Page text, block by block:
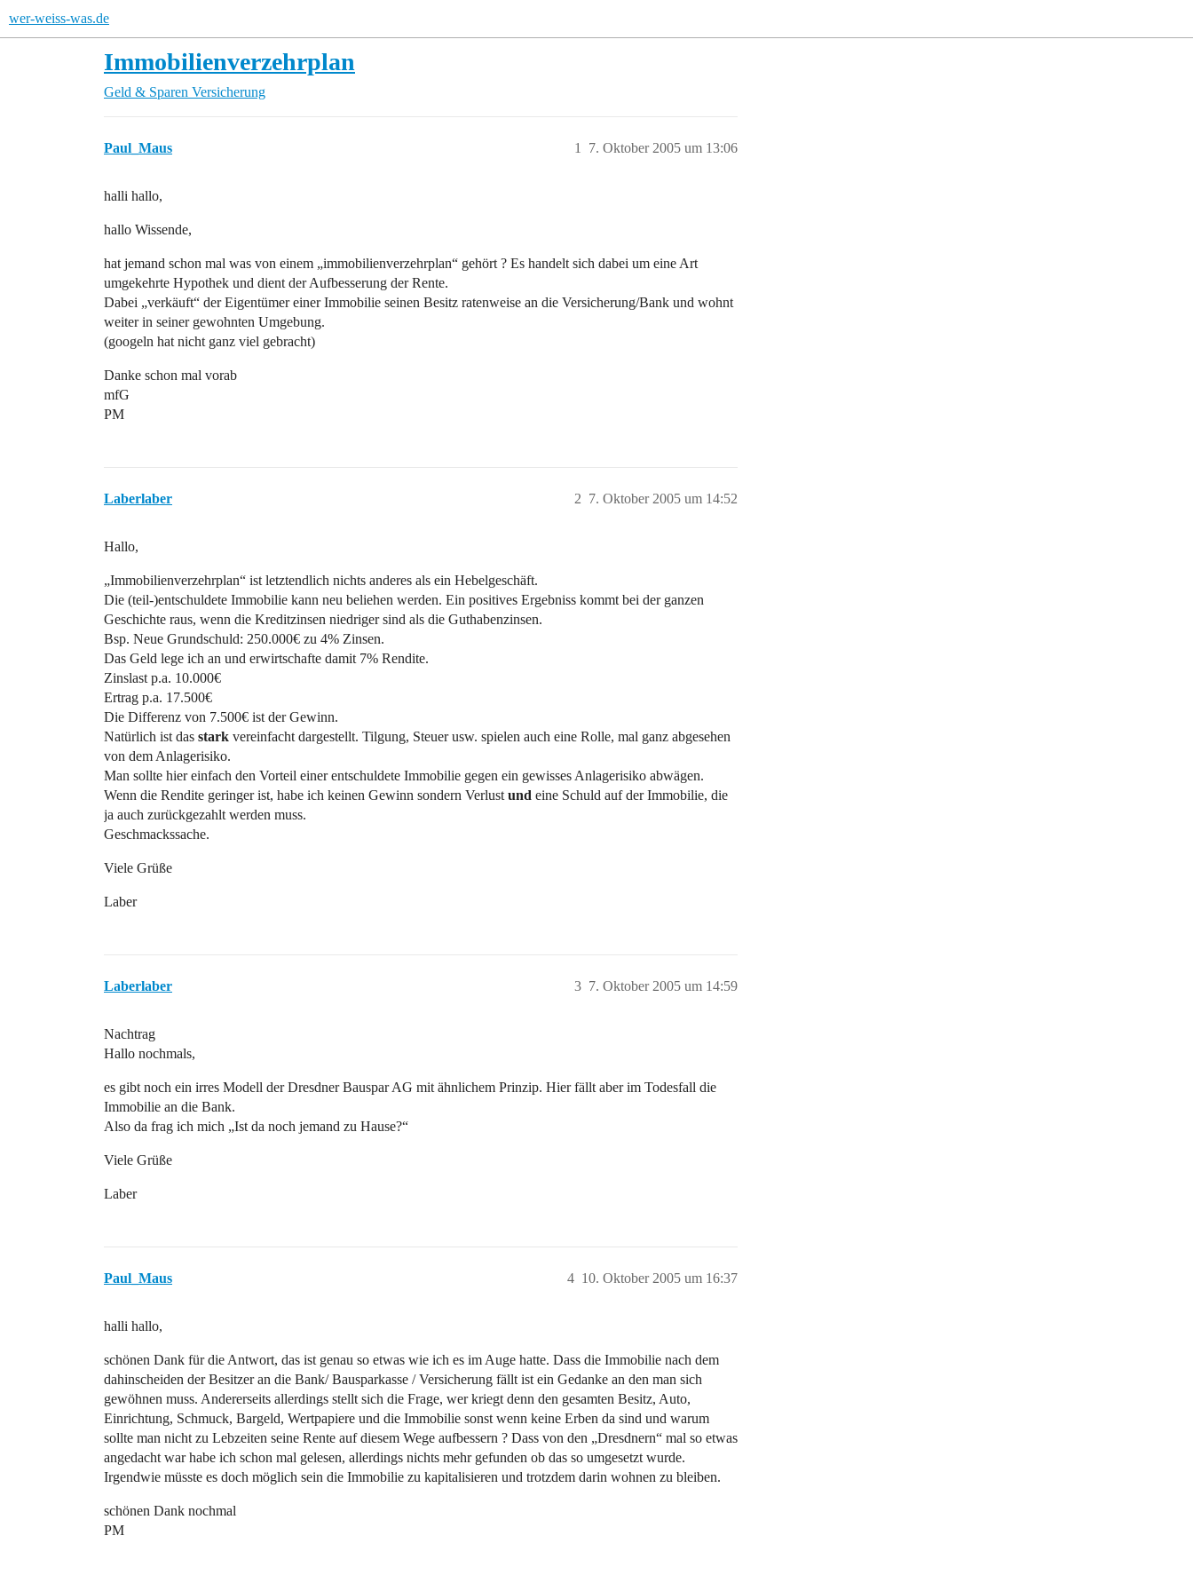
wer-weiss-was.de
Immobilienverzehrplan
Geld & Sparen Versicherung
Paul_Maus 7. Oktober 2005 um 13:06
1
halli hallo,
hallo Wissende,
hat jemand schon mal was von einem „immobilienverzehrplan“ gehört ? Es handelt sich dabei um eine Art
umgekehrte Hypothek und dient der Aufbesserung der Rente.
Dabei „verkäuft“ der Eigentümer einer Immobilie seinen Besitz ratenweise an die Versicherung/Bank und wohnt
weiter in seiner gewohnten Umgebung.
(googeln hat nicht ganz viel gebracht)
Danke schon mal vorab
mfG
PM
Laberlaber 7. Oktober 2005 um 14:52
2
Hallo,
„Immobilienverzehrplan“ ist letztendlich nichts anderes als ein Hebelgeschäft.
Die (teil-)entschuldete Immobilie kann neu beliehen werden. Ein positives Ergebniss kommt bei der ganzen
Geschichte raus, wenn die Kreditzinsen niedriger sind als die Guthabenzinsen.
Bsp. Neue Grundschuld: 250.000€ zu 4% Zinsen.
Das Geld lege ich an und erwirtschafte damit 7% Rendite.
Zinslast p.a. 10.000€
Ertrag p.a. 17.500€
Die Differenz von 7.500€ ist der Gewinn.
Natürlich ist das stark vereinfacht dargestellt. Tilgung, Steuer usw. spielen auch eine Rolle, mal ganz abgesehen
von dem Anlagerisiko.
Man sollte hier einfach den Vorteil einer entschuldete Immobilie gegen ein gewisses Anlagerisiko abwägen.
Wenn die Rendite geringer ist, habe ich keinen Gewinn sondern Verlust und eine Schuld auf der Immobilie, die
ja auch zurückgezahlt werden muss.
Geschmackssache.
Viele Grüße
Laber
Laberlaber 7. Oktober 2005 um 14:59
3
Nachtrag
Hallo nochmals,
es gibt noch ein irres Modell der Dresdner Bauspar AG mit ähnlichem Prinzip. Hier fällt aber im Todesfall die
Immobilie an die Bank.
Also da frag ich mich „Ist da noch jemand zu Hause?“
Viele Grüße
Laber
Paul_Maus 10. Oktober 2005 um 16:37
4
halli hallo,
schönen Dank für die Antwort, das ist genau so etwas wie ich es im Auge hatte. Dass die Immobilie nach dem
dahinscheiden der Besitzer an die Bank/ Bausparkasse / Versicherung fällt ist ein Gedanke an den man sich
gewöhnen muss. Andererseits allerdings stellt sich die Frage, wer kriegt denn den gesamten Besitz, Auto,
Einrichtung, Schmuck, Bargeld, Wertpapiere und die Immobilie sonst wenn keine Erben da sind und warum
sollte man nicht zu Lebzeiten seine Rente auf diesem Wege aufbessern ? Dass von den „Dresdnern“ mal so etwas
angedacht war habe ich schon mal gelesen, allerdings nichts mehr gefunden ob das so umgesetzt wurde.
Irgendwie müsste es doch möglich sein die Immobilie zu kapitalisieren und trotzdem darin wohnen zu bleiben.
schönen Dank nochmal
PM